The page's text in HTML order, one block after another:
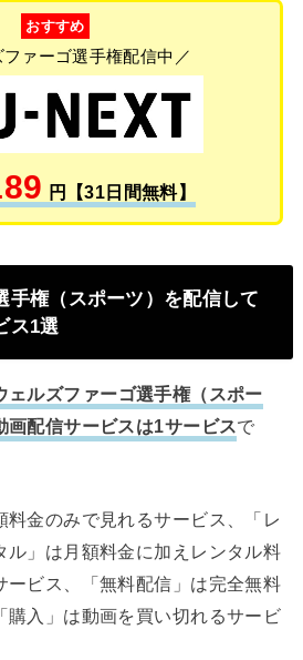
おすすめ
ファーゴ選手権配信中／
円【31日間無料】
手権（スポーツ）を配信して
ス1選
ェルズファーゴ選手権（スポー
画配信サービスは1サービスで
料金のみで見れるサービス、「レ
ル」は月額料金に加えレンタル料
ービス、「無料配信」は完全無料
購入」は動画を買い切れるサービ